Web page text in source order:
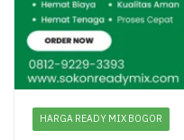
HARGA READY MIX BOGOR